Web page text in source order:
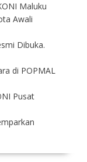
Maluku
Awali
Dibuka.
di POPMAL
Pusat